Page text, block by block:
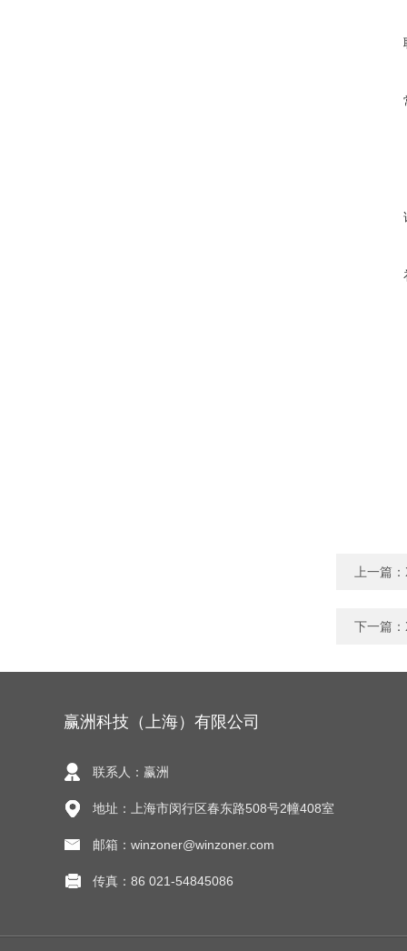
上一篇：
下一篇：
赢洲科技（上海）有限公司
联系人：赢洲
地址：上海市闵行区春东路508号2幢408室
邮箱：winzoner@winzoner.com
传真：86 021-54845086